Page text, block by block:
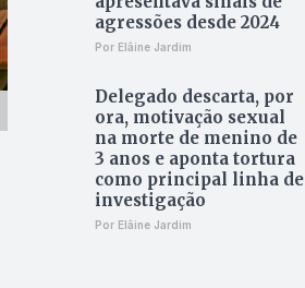
agressões desde 2024
Por Elâine Jardim
Delegado descarta, por
ora, motivação sexual
na morte de menino de
3 anos e aponta tortura
como principal linha de
investigação
Por Elâine Jardim